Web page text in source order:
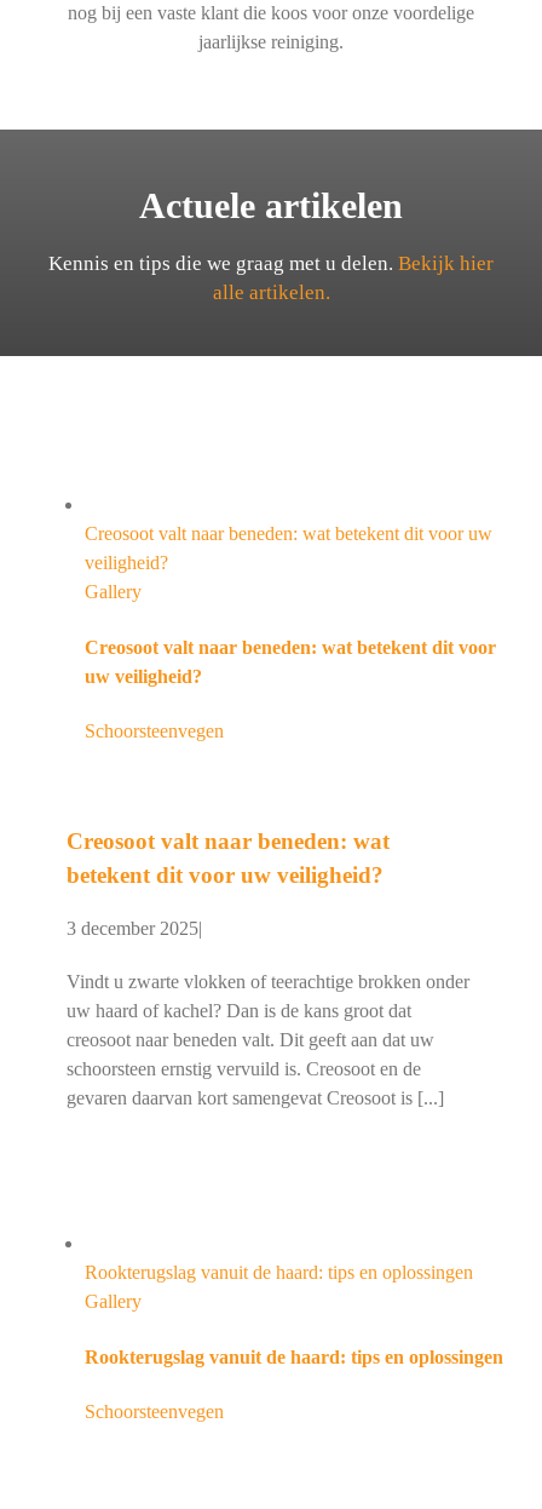
nog bij een vaste klant die koos voor onze voordelige
jaarlijkse reiniging.
Actuele artikelen
Kennis en tips die we graag met u delen. Bekijk hier
alle artikelen.
Creosoot valt naar beneden: wat betekent dit voor uw
veiligheid?
Gallery
Creosoot valt naar beneden: wat betekent dit voor
uw veiligheid?
Schoorsteenvegen
Creosoot valt naar beneden: wat
betekent dit voor uw veiligheid?
3 december 2025|
Vindt u zwarte vlokken of teerachtige brokken onder
uw haard of kachel? Dan is de kans groot dat
creosoot naar beneden valt. Dit geeft aan dat uw
schoorsteen ernstig vervuild is. Creosoot en de
gevaren daarvan kort samengevat Creosoot is [...]
Rookterugslag vanuit de haard: tips en oplossingen
Gallery
Rookterugslag vanuit de haard: tips en oplossingen
Schoorsteenvegen